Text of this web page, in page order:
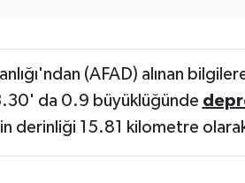
(AFAD) alınan
da 0.9 büyüklüğünde
in derinliği 15.81 kilometre